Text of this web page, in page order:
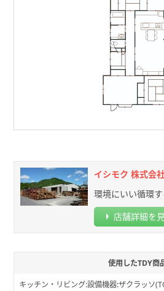
イシモク 株式会
環境にいい循環す
店舗詳細を
使用したTDY商
キッチン・リビング:設備機器:ザクラッソ